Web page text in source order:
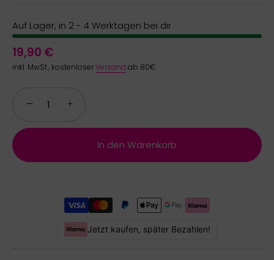
Auf Lager, in 2 - 4 Werktagen bei dir
19,90 €
inkl. MwSt., kostenloserVersand ab 80€
− +
In den Warenkorb
Jetzt kaufen, später Bezahlen!